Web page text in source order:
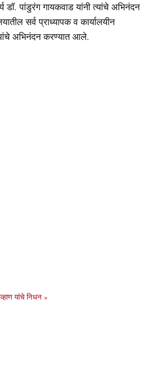
डॉ. पांडुरंग गायकवाड यांनी त्यांचे अभिनंदन
सर्व प्राध्यापक व कार्यालयीन
अभिनंदन करण्यात आले.
यांचे निधन »